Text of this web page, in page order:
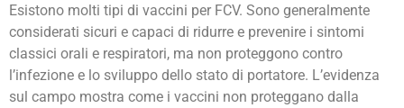
Esistono molti tipi di vaccini per FCV. Sono generalmente
considerati sicuri e capaci di ridurre e prevenire i sintomi
classici orali e respiratori, ma non proteggono contro
l’infezione e lo sviluppo dello stato di portatore. L’evidenza
sul campo mostra come i vaccini non proteggano dalla